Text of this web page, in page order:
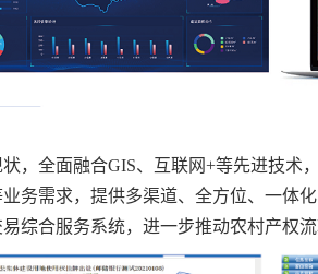
，全面融合GIS、互联网+等先进技术
务需求，提供多渠道、全方位、一体
综合服务系统，进一步推动农村产权